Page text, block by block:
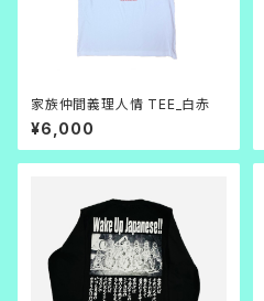
家族仲間義理人情 TEE_白赤
¥6,000